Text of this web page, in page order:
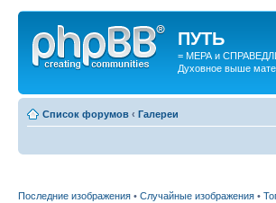
ПУТЬ
= МЕРА и
Духовное выше
Список форумов ‹ Галереи
Последние изображения • Случайные изображения •